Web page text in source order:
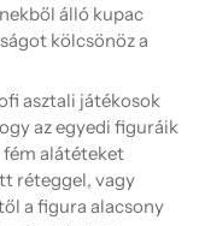
álló kupac
kölcsönöz a
asztali játékosok
az egyedi figuráik
alátéteket
réteggel, vagy
a figura alacsony